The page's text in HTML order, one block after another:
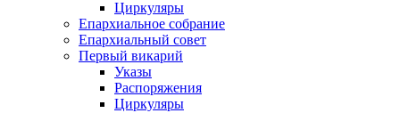
Циркуляры
Епархиальное собрание
Епархиальный совет
Первый викарий
Указы
Распоряжения
Циркуляры